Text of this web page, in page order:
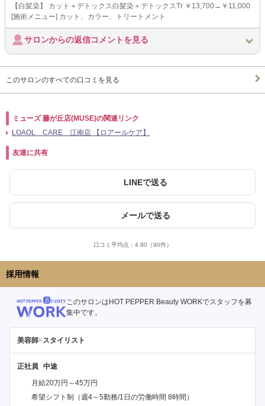
【白髪染】 カット＋デトックス白髪染＋デトックスTr ￥13,700→￥11,000
[施術メニュー] カット、カラー、トリートメント
サロンからの返信コメントを見る
このサロンのすべての口コミを見る
ミューズ 藤が丘店(MUSE)の関連リンク
LOAOL CARE 江南店 【ロアールケア】
友達に共有
LINEで送る
メールで送る
口コミ平均点： 4.80 （90件）
採用情報
このサロンはHOT PEPPER Beauty WORKでスタッフを募
集中です。
美容師× スタイリスト
正社員
月給20万円～45万円
希望シフト制（週4～5勤務/1日の労働時間 8時間）